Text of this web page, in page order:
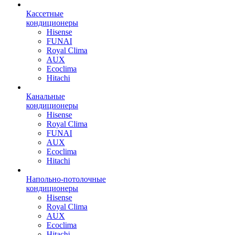
Кассетные
кондиционеры
Hisense
FUNAI
Royal Clima
AUX
Ecoclima
Hitachi
Канальные
кондиционеры
Hisense
Royal Clima
FUNAI
AUX
Ecoclima
Hitachi
Напольно-потолочные
кондиционеры
Hisense
Royal Clima
AUX
Ecoclima